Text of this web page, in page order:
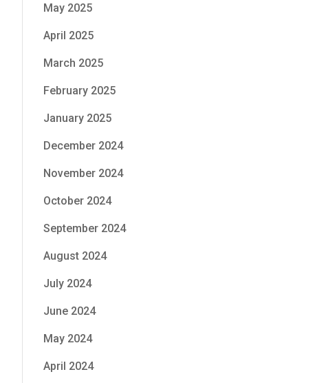
May 2025
April 2025
March 2025
February 2025
January 2025
December 2024
November 2024
October 2024
September 2024
August 2024
July 2024
June 2024
May 2024
April 2024